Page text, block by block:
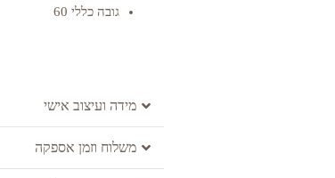
גובה כללי 60
מידה ועיצוב אישי
משלוח וזמן אספקה